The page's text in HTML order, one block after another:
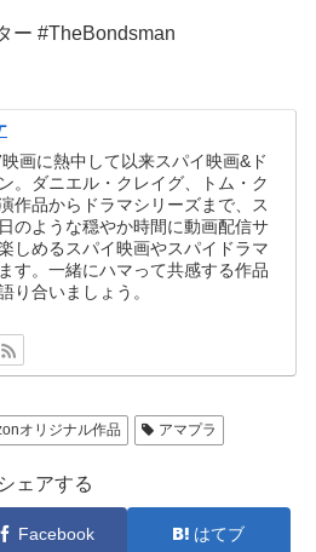
ー #TheBondsman
画に熱中して以来スパイ映画&ド
。ダニエル・クレイグ、トム・ク
作品からドラマシリーズまで、ス
のような穏やか時間に動画配信サ
しめるスパイ映画やスパイドラマ
す。一緒にハマって共感する作品
り合いましょう。
オリジナル作品 アマプラ
シェアする
Facebook はてブ